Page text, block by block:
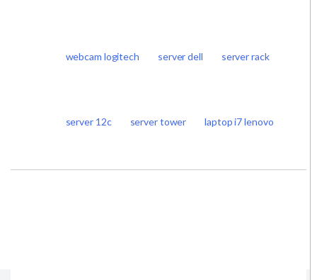
webcam logitech server dell server rack
server 12c server tower laptop i7 lenovo